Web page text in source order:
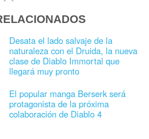
Desata el lado salvaje de la
naturaleza con el Druida, la nueva
clase de Diablo Immortal que
llegará muy pronto
El popular manga Berserk será
protagonista de la próxima
colaboración de Diablo 4